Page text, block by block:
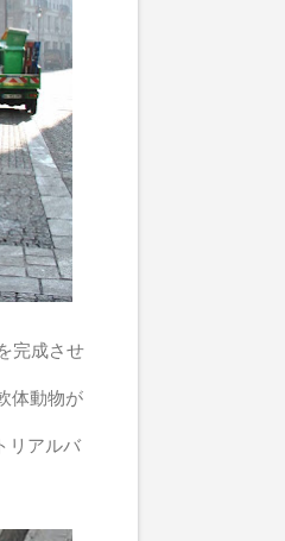
完成させ
体動物が
リアルバ